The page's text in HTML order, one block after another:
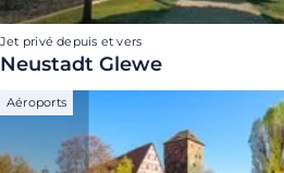
Jet privé depuis et vers
Neustadt Glewe
Aéroports